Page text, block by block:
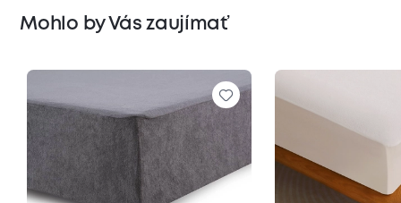
Mohlo by Vás zaujímať